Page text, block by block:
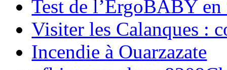
Test de l’ErgoBABY en
Visiter les Calanques :
Incendie à Ouarzazate